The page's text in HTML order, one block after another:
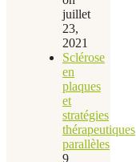
juillet
23,
2021
Sclérose
en
plaques
et
stratégies
thérapeutiques
parallèles
9